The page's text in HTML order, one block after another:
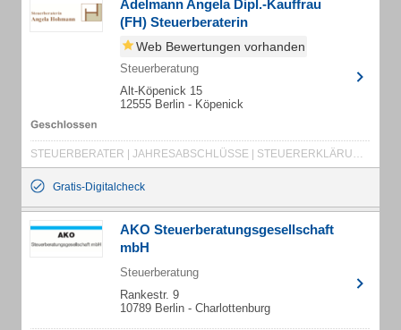
Adelmann Angela Dipl.-Kauffrau
(FH) Steuerberaterin
Web Bewertungen vorhanden
Steuerberatung
Alt-Köpenick 15
12555 Berlin - Köpenick
STEUERBERATER | JAHRESABSCHLÜSSE | STEUERERKLÄRUNG | UNTERNEHMENSGRÜNDUNG | UNTERNEHMENSBEWERTUNGEN | BILANZANALYSEN | ERBSCHAFTSSTEUER | LOHNABRECHNUNG | BUCHHALTUNG | STEUERDIENSTLEISTUNG | STEUERDIENSTLEISTUNGEN
Gratis-Digitalcheck
AKO Steuerberatungsgesellschaft
mbH
Steuerberatung
Rankestr. 9
10789 Berlin - Charlottenburg